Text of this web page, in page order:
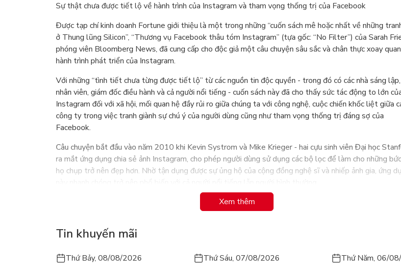
Sự thật chưa được tiết lộ về hành trình của Instagram và tham vọng thống trị của Facebook
Được tạp chí kinh doanh Fortune giới thiệu là một trong những “cuốn sách mê hoặc nhất về những
ở Thung lũng Silicon”, “Thương vụ Facebook thâu tóm Instagram” (tựa gốc: “No Filter”) của Sarah
phóng viên Bloomberg News, đã cung cấp cho độc giả một câu chuyện sâu sắc và chân thực xoay
hành trình phát triển của Instagram.
Với những “tình tiết chưa từng được tiết lộ” từ các nguồn tin độc quyền - trong đó có các nhà sáng lập,
nhân viên, giám đốc điều hành và cả người nổi tiếng - cuốn sách này đã cho thấy sức tác động to lớn
Instagram đối với xã hội, mối quan hệ đầy rủi ro giữa chúng ta với công nghệ, cuộc chiến khốc liệt giữa
công ty trong việc tranh giành sự chú ý của người dùng cũng như tham vọng thống trị đáng sợ của
Facebook.
Câu chuyện bắt đầu vào năm 2010 khi Kevin Systrom và Mike Krieger - hai cựu sinh viên Đại học
ra mắt ứng dụng chia sẻ ảnh Instagram, cho phép người dùng sử dụng các bộ lọc để làm cho những
họ chụp trở nên đẹp hơn. Nhờ tận dụng được sự ủng hộ của cộng đồng nghệ sĩ và nhiếp ảnh gia, ứng
Bước ngoặt xảy đến khi Instagram được Facebook mua lại với giá 1 tỷ đô-la, “gây rúng động” giới công
nghệ vào năm 2012. Kể từ đó, Instagram đã không ngừng chinh phục các cột mốc ấn tượng về số lượng
người dùng, cải thiện các tính năng giúp nâng cao trải nghiệm người dùng, tăng doanh thu quảng cáo…
người dùng đã kéo dài dai dẳng, cuối cùng kết thúc với sự ra đi của hai nhà sáng lập Instagram. Đây
Xem thêm
Tin khuyến mãi
Thứ Bảy, 08/08/2026 Thứ Sáu, 07/08/2026 Thứ Năm, 06/